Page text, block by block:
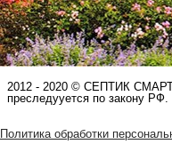
2012 - 2020 © СЕПТИК
преследууется по закону РФ.
Политика обработки
РАСЧЕТ